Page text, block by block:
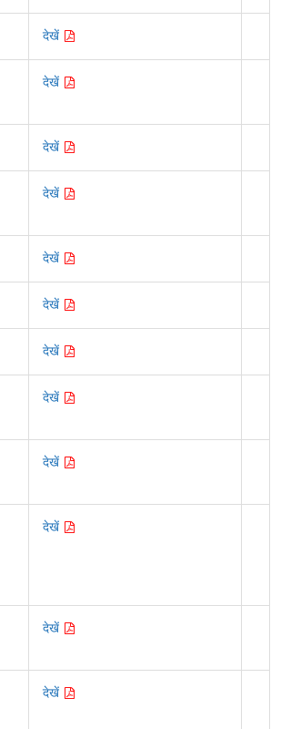
देखें
देखें
देखें
देखें
देखें
देखें
देखें
देखें
देखें
देखें
देखें
देखें